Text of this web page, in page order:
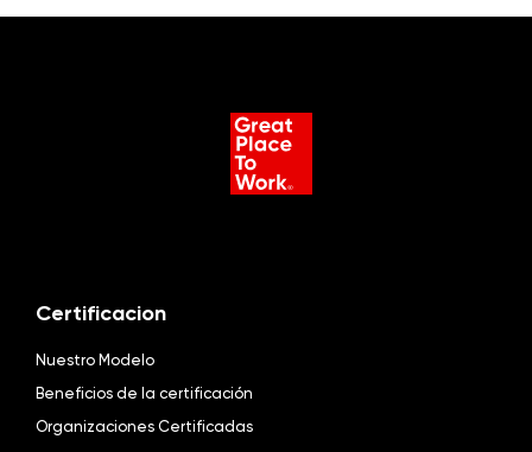
Certificacion
Nuestro Modelo
Beneficios de la certificación
Organizaciones Certificadas